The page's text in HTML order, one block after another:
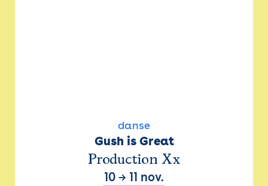
danse
Gush is Great
Production Xx
10 → 11 nov.